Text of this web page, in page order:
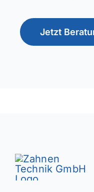
Jetzt